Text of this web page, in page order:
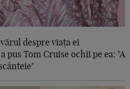
despre viața ei
pus Tom Cruise ochii pe ea: "A